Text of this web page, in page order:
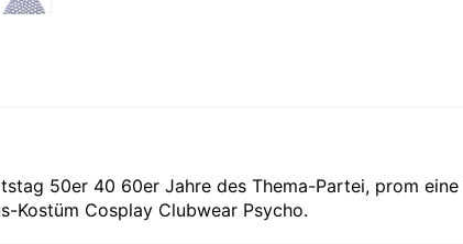
50er 40 60er Jahre des Thema-Partei, prom
Kostüm Cosplay Clubwear Psycho.